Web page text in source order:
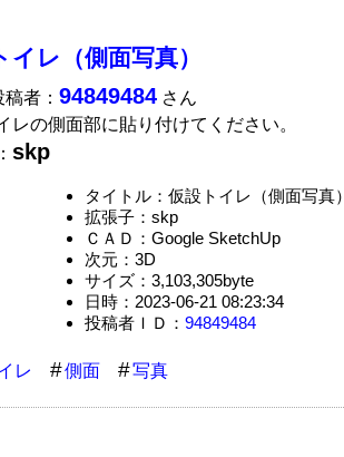
イレ（側面写真）
者： 94849484 さん
レの側面部に貼り付けてください。
skp
タイトル：仮設トイレ（側面写真）
拡張子：skp
ＣＡＤ：Google SketchUp
次元：3D
サイズ：3,103,305byte
日時：2023-06-21 08:23:34
投稿者ＩＤ： 94849484
レ 側面 写真